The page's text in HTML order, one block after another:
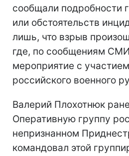
сообщали подробности
или обстоятельств
лишь, что взрыв
где, по сообщениям
мероприятие с
российского военного
Валерий Плохотнюк
Оперативную группу
непризнанном
командовал этой